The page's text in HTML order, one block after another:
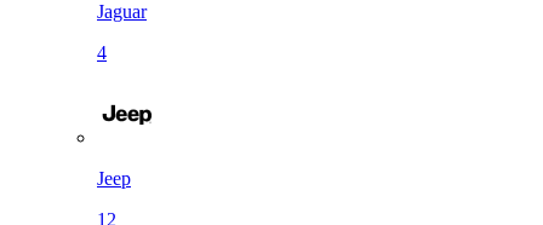
Jaguar
4
Jeep
12